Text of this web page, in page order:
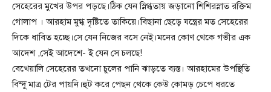
সেহেরের মুখের উপর পড়ছে।ঠিক যেন স্নিগ্ধতায় জড়ানো শিশিরস্নাত রক্তিম
গোলাপ । আরহাম মুগ্ধ দৃষ্টিতে তাকিয়ে।বিছানা ছেড়ে যন্ত্রের মত সেহেরের
দিকে ধাবিত হচ্ছে।সে যেন নিজের বসে নেই।মনের কোণ থেকে গভীর এক
আদেশ ,সেই আদেশে- ই যেন সে চলছে!
বেখেয়ালি সেহেরের তখনো চুলের পানি ঝাড়তে ব্যস্ত। আরহামের উপস্থিতি
বিন্দু মাত্র টের পায়নি।হুট করে পেছন থেকে কেউ কোমড় চেপে ধরতে